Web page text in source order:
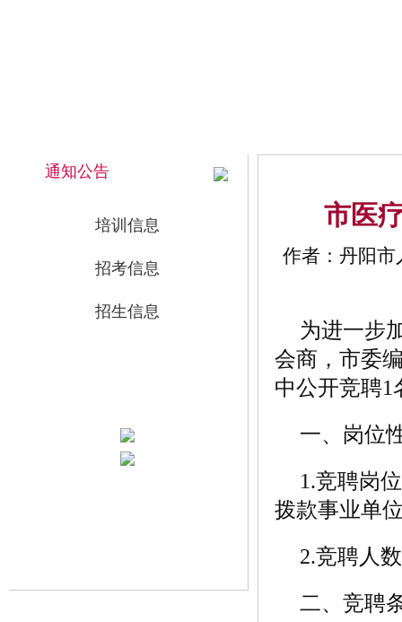
通知公告
培训信息
招考信息
招生信息
市医
作者：丹阳市
为进一步
会商，市委
中公开竞聘1
一、岗位
1.竞聘岗
拨款事业单
2.竞聘人
二、竞聘